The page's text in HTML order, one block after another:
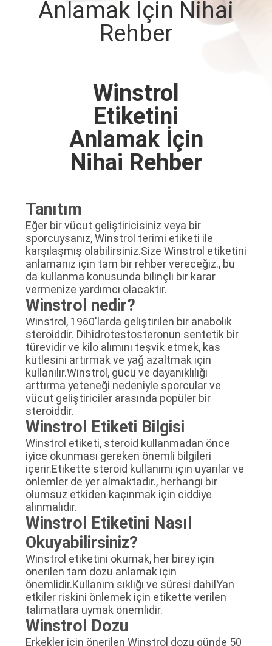
KONTROL
HABERLER
VAKALAR
SITE
HARITASI
PRIVACY
POLICY
Anlamak İçin Nihai
Rehber
Winstrol
Etiketini
Anlamak İçin
Nihai Rehber
Tanıtım
Eğer bir vücut geliştiricisiniz veya bir
sporcuysanız, Winstrol terimi etiketi ile
karşılaşmış olabilirsiniz.Size Winstrol etiketini
anlamanız için tam bir rehber vereceğiz., bu
da kullanma konusunda bilinçli bir karar
vermenize yardımcı olacaktır.
Winstrol nedir?
Winstrol, 1960'larda geliştirilen bir anabolik
steroiddir. Dihidrotestosteronun sentetik bir
türevidir ve kilo alımını teşvik etmek, kas
kütlesini artırmak ve yağ azaltmak için
kullanılır.Winstrol, gücü ve dayanıklılığı
arttırma yeteneği nedeniyle sporcular ve
vücut geliştiriciler arasında popüler bir
steroiddir.
Winstrol Etiketi Bilgisi
Winstrol etiketi, steroid kullanmadan önce
iyice okunması gereken önemli bilgileri
içerir.Etikette steroid kullanımı için uyarılar ve
önlemler de yer almaktadır., herhangi bir
olumsuz etkiden kaçınmak için ciddiye
alınmalıdır.
Winstrol Etiketini Nasıl
Okuyabilirsiniz?
Winstrol etiketini okumak, her birey için
önerilen tam dozu anlamak için
önemlidir.Kullanım sıklığı ve süresi dahilYan
etkiler riskini önlemek için etikette verilen
talimatlara uymak önemlidir.
Winstrol Dozu
Erkekler için önerilen Winstrol dozu günde 50